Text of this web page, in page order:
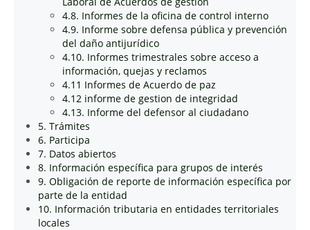
4.8. Informes de la oficina de control interno
4.9. Informe sobre defensa pública y prevención
del daño antijurídico
4.10. Informes trimestrales sobre acceso a
información, quejas y reclamos
4.11 Informes de Acuerdo de paz
4.12 informe de gestion de integridad
4.13. Informe del defensor al ciudadano
5. Trámites
6. Participa
7. Datos abiertos
8. Información específica para grupos de interés
9. Obligación de reporte de información específica por
parte de la entidad
10. Información tributaria en entidades territoriales
locales